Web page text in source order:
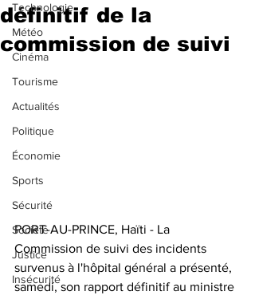
Technologie
Météo
Cinéma
Tourisme
Actualités
Politique
Économie
Sports
Sécurité
Société
Justice
Insécurité
définitif de la
commission de suivi
PORT-AU-PRINCE, Haïti - La
Commission de suivi des incidents
survenus à l'hôpital général a présenté,
samedi, son rapport définitif au ministre